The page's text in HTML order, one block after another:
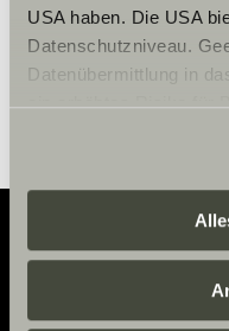
USA haben. Die USA
Datenschutzniveau.
Datenübermittlung in
ein erhöhtes Risiko für
zustehen. Eingesetzte
eigene Zwecke
zusammenführen.
Datenschutzerklärung
einzelne Cookies/